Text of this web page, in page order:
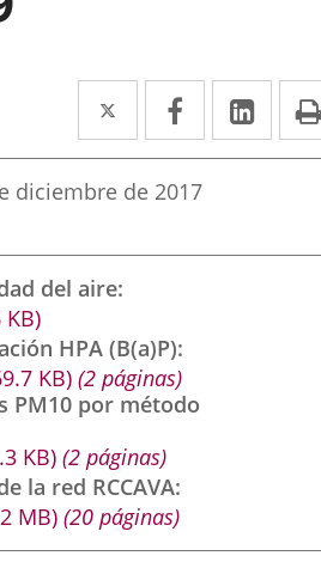
Twitter
Enlace
a
una
externa.
Facebook
Enlace
a
una
externa.
a
diciembre de 2017
del aire
KB)
HPA (B(a)P)
KB) (2 páginas)
PM10 por método
KB) (2 páginas)
la red RCCAVA
MB) (20 páginas)